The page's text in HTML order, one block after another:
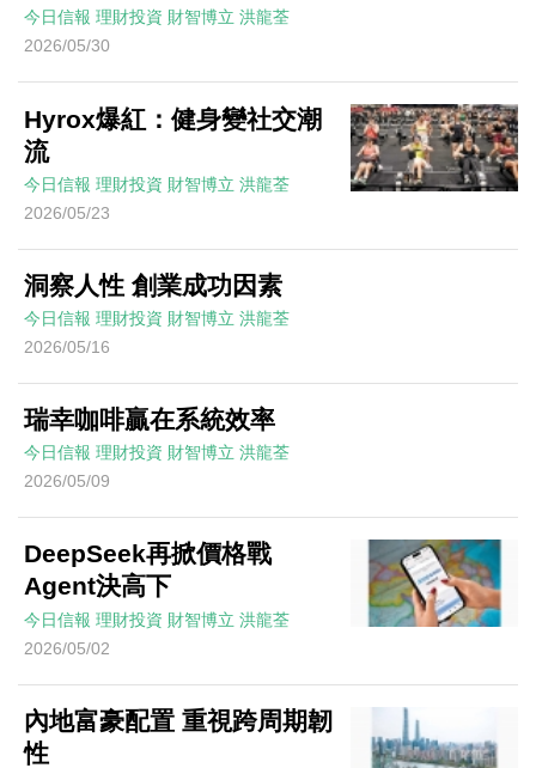
今日信報 理財投資 財智博立 洪龍荃
2026/05/30
Hyrox爆紅：健身變社交潮
流
今日信報 理財投資 財智博立 洪龍荃
2026/05/23
洞察人性 創業成功因素
今日信報 理財投資 財智博立 洪龍荃
2026/05/16
瑞幸咖啡贏在系統效率
今日信報 理財投資 財智博立 洪龍荃
2026/05/09
DeepSeek再掀價格戰
Agent決高下
今日信報 理財投資 財智博立 洪龍荃
2026/05/02
內地富豪配置 重視跨周期韌
性